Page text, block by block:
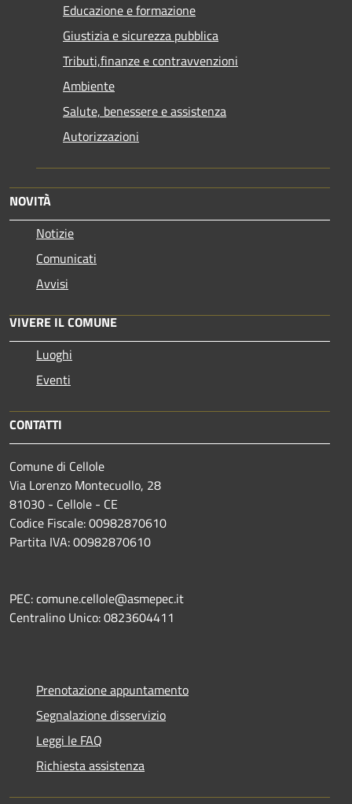
Educazione e formazione
Giustizia e sicurezza pubblica
Tributi,finanze e contravvenzioni
Ambiente
Salute, benessere e assistenza
Autorizzazioni
NOVITÀ
Notizie
Comunicati
Avvisi
VIVERE IL COMUNE
Luoghi
Eventi
CONTATTI
Comune di Cellole
Via Lorenzo Montecuollo, 28
81030 - Cellole - CE
Codice Fiscale: 00982870610
Partita IVA: 00982870610
PEC: comune.cellole@asmepec.it
Centralino Unico: 0823604411
Prenotazione appuntamento
Segnalazione disservizio
Leggi le FAQ
Richiesta assistenza